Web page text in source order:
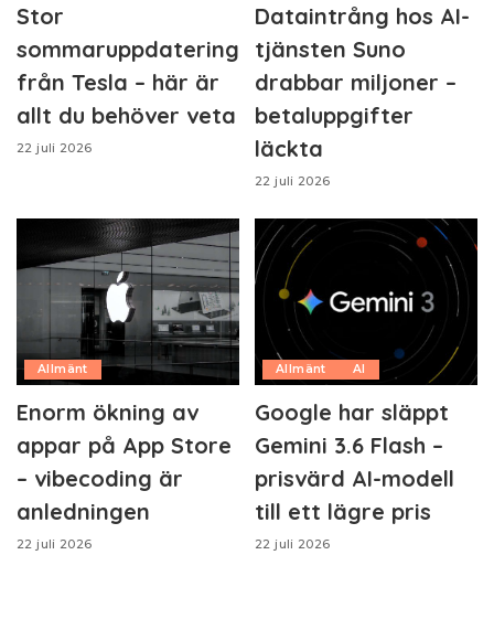
Stor
sommaruppdatering
från Tesla – här är
allt du behöver veta
22 juli 2026
Dataintrång hos AI-
tjänsten Suno
drabbar miljoner –
betaluppgifter
läckta
22 juli 2026
Allmänt
Enorm ökning av
appar på App Store
– vibecoding är
anledningen
22 juli 2026
Allmänt AI
Google har släppt
Gemini 3.6 Flash –
prisvärd AI-modell
till ett lägre pris
22 juli 2026